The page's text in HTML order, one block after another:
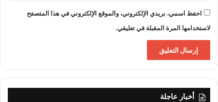
احفظ اسمي، بريدي الإلكتروني، والموقع الإلكتروني في هذا المتصفح
لاستخدامها المرة المقبلة في تعليقي.
أخبار عاجلة